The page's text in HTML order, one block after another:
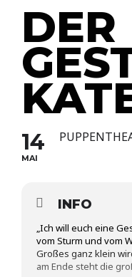
DER
14
MAI
INFO
„Ich will euch eine
vom Sturm und vom
Großes ganz klein
am Ende steht die